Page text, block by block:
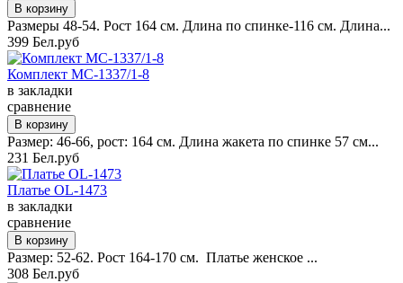
Размеры 48-54. Рост 164 см. Длина по спинке-116 см. Длина...
399 Бел.руб
Комплект MC-1337/1-8
в закладки
сравнение
Размер: 46-66, рост: 164 см. Длина жакета по спинке 57 см...
231 Бел.руб
Платье OL-1473
в закладки
сравнение
Размер: 52-62. Рост 164-170 см. Платье женское ...
308 Бел.руб